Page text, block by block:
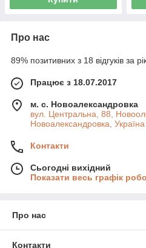
Про нас
89% позитивних з 18 відгуків за
Працює з 18.07.2017
м. с. Новоалександровка
вул. Центральна, 88,
Новоалександровка, Україна
Контакти
Сьогодні вихідний
Показати весь графік
Про нас
Контакти